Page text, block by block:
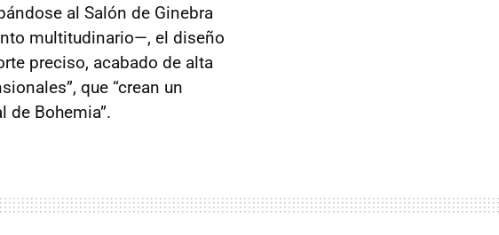
al Salón de Ginebra
multitudinario—, el diseño
preciso, acabado de alta
que “crean un
Bohemia”.